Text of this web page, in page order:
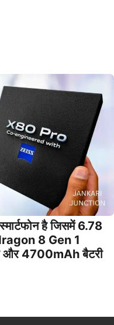
है जिसमें 6.78
8 Gen 1
और 4700mAh बैटरी